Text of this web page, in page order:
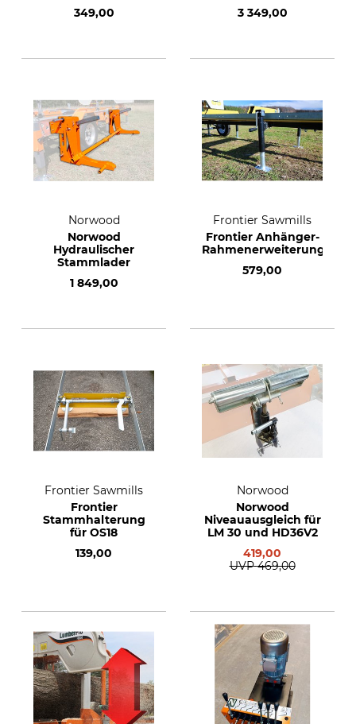
349,00 3 349,00
Norwood
Norwood
Hydraulischer
Stammlader
1 849,00
Frontier Sawmills
Frontier Anhänger-
Rahmenerweiterung
579,00
Frontier Sawmills
Frontier
Stammhalterung
für OS18
139,00
Norwood
Norwood
Niveauausgleich für
LM 30 und HD36V2
419,00
UVP 469,00